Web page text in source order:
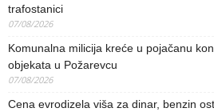
trafostanici
07/08/2026
Komunalna milicija kreće u pojačanu
objekata u Požarevcu
07/08/2026
Cena evrodizela viša za dinar, benzin